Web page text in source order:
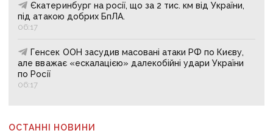
Єкатеринбург на росії, що за 2 тис. км від України,
під атакою добрих БпЛА.
06:17
Генсек ООН засудив масовані атаки РФ по Києву,
але вважає «ескалацією» далекобійні удари України
по Росії
06:17
ОСТАННІ НОВИНИ